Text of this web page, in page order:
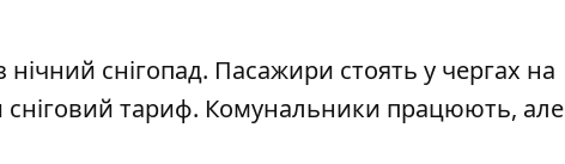
снігопад. Пасажири стоять у чергах на
сніговий тариф. Комунальники працюють, але